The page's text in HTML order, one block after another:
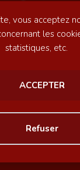
vous acceptez
les
statistiques, etc.
ACCEPTER
Refuser
Recrutement
Mentions légales
| Site internet
Awelty